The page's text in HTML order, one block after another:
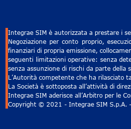
Integrae SIM è autorizzata a prestare i
Negoziazione per conto proprio,
finanziari di propria emissione,
seguenti limitazioni operative: senza
senza assunzione di rischi da parte della
L’Autorità competente che ha rilasciato
La Società è sottoposta all’attività di
Integrae SIM aderisce all’Arbitro per le
Copyright © 2021 - Integrae SIM S.p.A.